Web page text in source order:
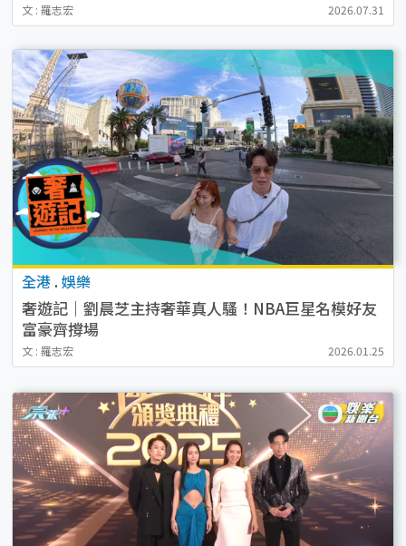
文 : 羅志宏 2026.07.31
全港 . 娛樂
奢遊記｜劉晨芝主持奢華真人騷！NBA巨星名模好友
富豪齊撐場
文 : 羅志宏 2026.01.25